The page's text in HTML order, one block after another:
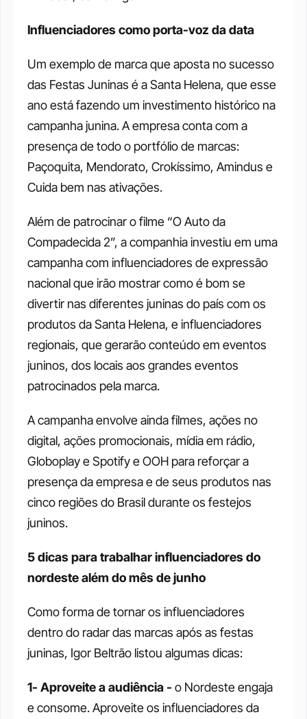
Influenciadores como porta-voz da data
Um exemplo de marca que aposta no sucesso
das Festas Juninas é a Santa Helena, que esse
ano está fazendo um investimento histórico na
campanha junina. A empresa conta com a
presença de todo o portfólio de marcas:
Paçoquita, Mendorato, Crokíssimo, Amindus e
Cuida bem nas ativações.
Além de patrocinar o filme “O Auto da
Compadecida 2”, a companhia investiu em uma
campanha com influenciadores de expressão
nacional que irão mostrar como é bom se
divertir nas diferentes juninas do país com os
produtos da Santa Helena, e influenciadores
regionais, que gerarão conteúdo em eventos
juninos, dos locais aos grandes eventos
patrocinados pela marca.
A campanha envolve ainda filmes, ações no
digital, ações promocionais, mídia em rádio,
Globoplay e Spotify e OOH para reforçar a
presença da empresa e de seus produtos nas
cinco regiões do Brasil durante os festejos
juninos.
5 dicas para trabalhar influenciadores do
nordeste além do mês de junho
Como forma de tornar os influenciadores
dentro do radar das marcas após as festas
juninas, Igor Beltrão listou algumas dicas:
1- Aproveite a audiência - o Nordeste engaja
e consome. Aproveite os influenciadores da